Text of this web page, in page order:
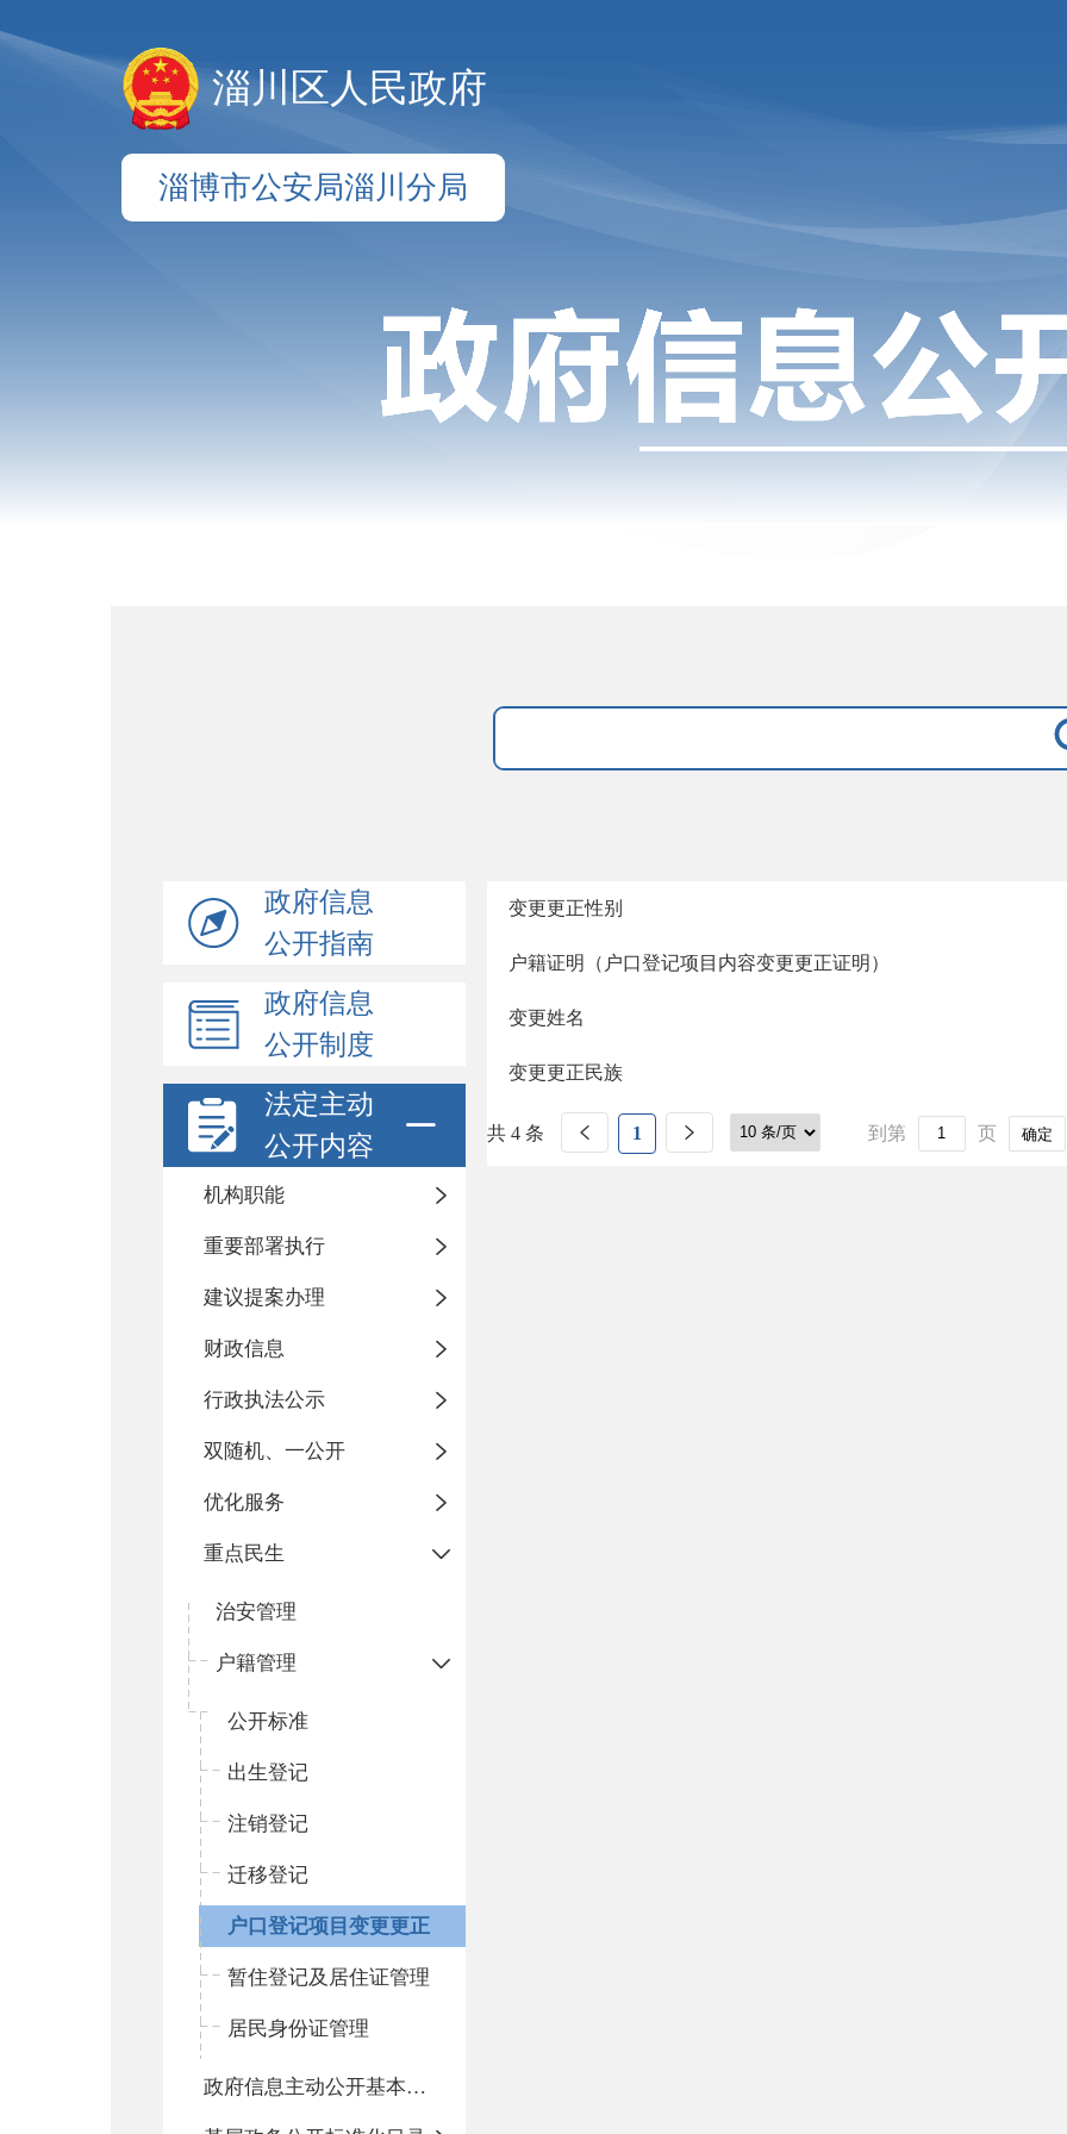
淄川区人民政府
淄博市公安局淄川分局
政府信息
公开指南
政府信息
公开制度
法定主动
公开内容
机构职能
重要部署执行
建议提案办理
财政信息
行政执法公示
双随机、一公开
优化服务
重点民生
治安管理
户籍管理
公开标准
出生登记
注销登记
迁移登记
户口登记项目变更更正
暂住登记及居住证管理
居民身份证管理
政府信息主动公开基本目录
变更更正性别
户籍证明（户口登记项目内容变更更正证明）
变更姓名
变更更正民族
共 4 条 1 到第 页 确定